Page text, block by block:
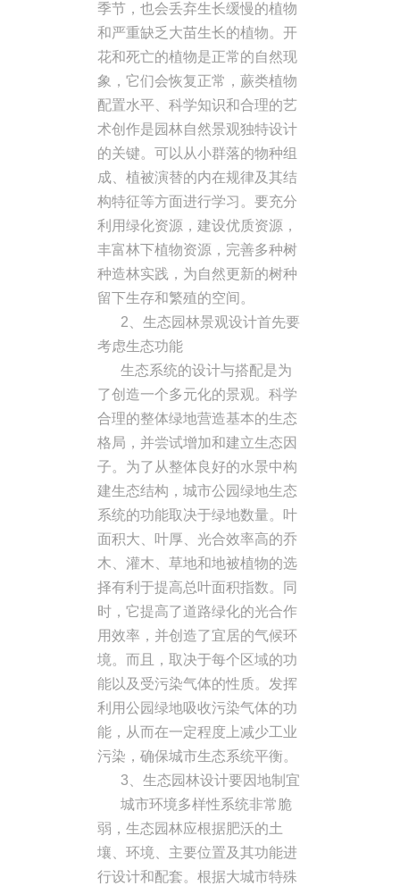
季节，也会丢弃生长缓慢的植物
和严重缺乏大苗生长的植物。开
花和死亡的植物是正常的自然现
象，它们会恢复正常，蕨类植物
配置水平、科学知识和合理的艺
术创作是园林自然景观独特设计
的关键。可以从小群落的物种组
成、植被演替的内在规律及其结
构特征等方面进行学习。要充分
利用绿化资源，建设优质资源，
丰富林下植物资源，完善多种树
种造林实践，为自然更新的树种
留下生存和繁殖的空间。
2、生态园林景观设计首先要
考虑生态功能
生态系统的设计与搭配是为
了创造一个多元化的景观。科学
合理的整体绿地营造基本的生态
格局，并尝试增加和建立生态因
子。为了从整体良好的水景中构
建生态结构，城市公园绿地生态
系统的功能取决于绿地数量。叶
面积大、叶厚、光合效率高的乔
木、灌木、草地和地被植物的选
择有利于提高总叶面积指数。同
时，它提高了道路绿化的光合作
用效率，并创造了宜居的气候环
境。而且，取决于每个区域的功
能以及受污染气体的性质。发挥
利用公园绿地吸收污染气体的功
能，从而在一定程度上减少工业
污染，确保城市生态系统平衡。
3、生态园林设计要因地制宜
城市环境多样性系统非常脆
弱，生态园林应根据肥沃的土
壤、环境、主要位置及其功能进
行设计和配套。根据大城市特殊